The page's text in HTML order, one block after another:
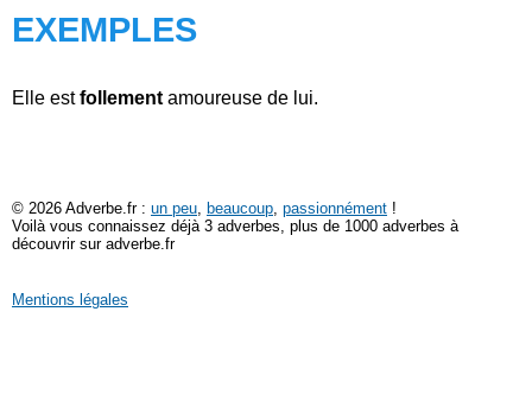
EXEMPLES
Elle estfollement amoureuse de lui.
© 2026 Adverbe.fr : un peu, beaucoup, passionnément !
Voilà vous connaissez déjà 3 adverbes, plus de 1000 adverbes à
découvrir sur adverbe.fr
Mentions légales